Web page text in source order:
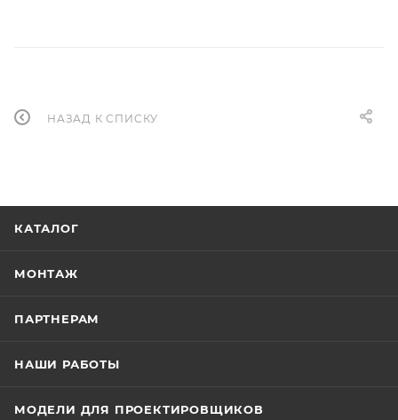
НАЗАД К СПИСКУ
КАТАЛОГ
МОНТАЖ
ПАРТНЕРАМ
НАШИ РАБОТЫ
МОДЕЛИ ДЛЯ ПРОЕКТИРОВЩИКОВ